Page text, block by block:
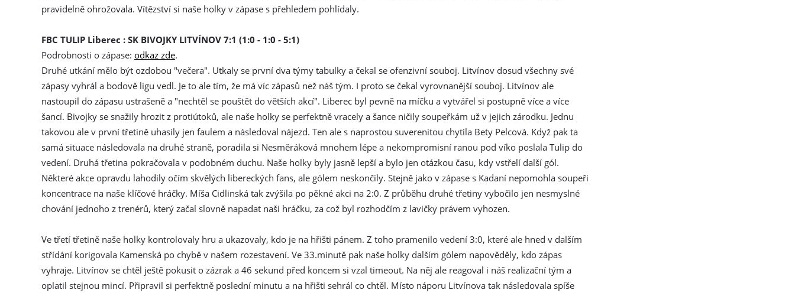
pravidelně ohrožovala. Vítězství si naše holky v zápase s přehledem pohlídaly.
FBC TULIP Liberec : SK BIVOJKY LITVÍNOV 7:1 (1:0 - 1:0 - 5:1)
Podrobnosti o zápase: odkaz zde.
Druhé utkání mělo být ozdobou "večera". Utkaly se první dva týmy tabulky a čekal se ofenzivní souboj. Litvínov dosud všechny své
zápasy vyhrál a bodově ligu vedl. Je to ale tím, že má víc zápasů než náš tým. I proto se čekal vyrovnanější souboj. Litvínov ale
nastoupil do zápasu ustrašeně a "nechtěl se pouštět do větších akcí". Liberec byl pevně na míčku a vytvářel si postupně více a více
šancí. Bivojky se snažily hrozit z protiútoků, ale naše holky se perfektně vracely a šance ničily soupeřkám už v jejich zárodku. Jednu
takovou ale v první třetině uhasily jen faulem a následoval nájezd. Ten ale s naprostou suverenitou chytila Bety Pelcová. Když pak ta
samá situace následovala na druhé straně, poradila si Nesměráková mnohem lépe a nekompromisní ranou pod víko poslala Tulip do
vedení. Druhá třetina pokračovala v podobném duchu. Naše holky byly jasně lepší a bylo jen otázkou času, kdy vstřelí další gól.
Některé akce opravdu lahodily očím skvělých libereckých fans, ale gólem neskončily. Stejně jako v zápase s Kadaní nepomohla soupeři
koncentrace na naše klíčové hráčky. Míša Cidlinská tak zvýšila po pěkné akci na 2:0. Z průběhu druhé třetiny vybočilo jen nesmyslné
chování jednoho z trenérů, který začal slovně napadat naši hráčku, za což byl rozhodčím z lavičky právem vyhozen.
Ve třetí třetině naše holky kontrolovaly hru a ukazovaly, kdo je na hřišti pánem. Z toho pramenilo vedení 3:0, které ale hned v dalším
střídání korigovala Kamenská po chybě v našem rozestavení. Ve 33.minutě pak naše holky dalším gólem napověděly, kdo zápas
vyhraje. Litvínov se chtěl ještě pokusit o zázrak a 46 sekund před koncem si vzal timeout. Na něj ale reagoval i náš realizační tým a
oplatil stejnou mincí. Připravil si perfektně poslední minutu a na hřišti sehrál co chtěl. Místo náporu Litvínova tak následovala spíše